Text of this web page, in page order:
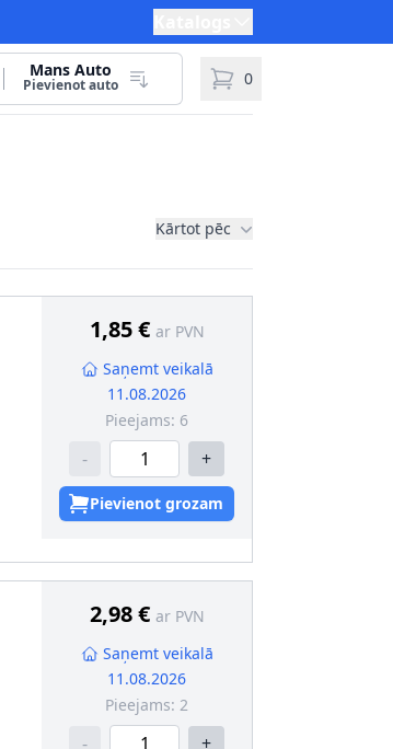
Mans Auto
Pievienot auto 0
Kārtot pēc
1,85 € ar PVN
Saņemt veikalā
11.08.2026
Pieejams: 6
- +
Pievienot grozam
2,98 € ar PVN
Saņemt veikalā
11.08.2026
Pieejams: 2
- +